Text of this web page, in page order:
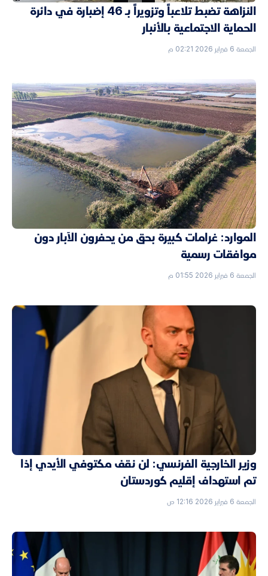
النزاهة تضبط تلاعباً وتزويراً بـ 46 إضبارة في دائرة
الحماية الاجتماعية بالأنبار
الجمعة 6 فبراير 2026 02:21 م
الموارد: غرامات كبيرة بحق من يحفرون الآبار دون
موافقات رسمية
الجمعة 6 فبراير 2026 01:55 م
وزير الخارجية الفرنسي: لن نقف مكتوفي الأيدي إذا
تم استهداف إقليم كوردستان
الجمعة 6 فبراير 2026 12:16 ص